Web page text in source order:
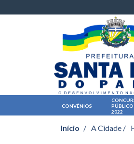
CONVÊNIOS
PÚBLICO
2022
Início / A Cidade /